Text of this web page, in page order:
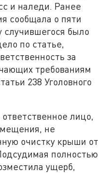
и наледи. Ранее
сообщала о пяти
случившегося было
по статье,
за
требованиям
238 Уголовного
лицо,
не
очистку крыши от
полностью
ущерб,